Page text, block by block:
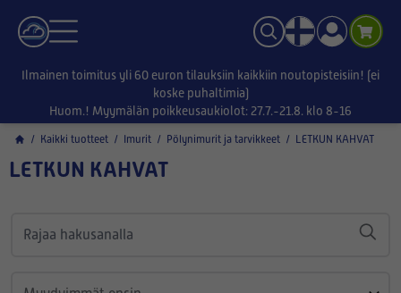
Ilmainen toimitus yli 60 euron tilauksiin kaikkiin noutopisteisiin! (ei
koske puhaltimia)
Huom.! Myymälän poikkeusaukiolot: 27.7.-21.8. klo 8-16
/ Kaikki tuotteet / Imurit / Pölynimurit ja tarvikkeet / LETKUN KAHVAT
LETKUN KAHVAT